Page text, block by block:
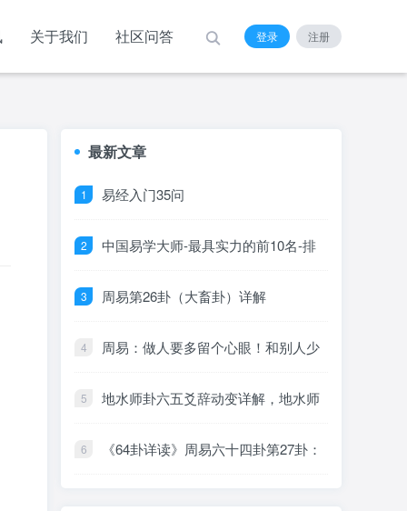
关于我们 社区问答 登录 注册
最新文章
易经入门35问
中国易学大师-最具实力的前10名-排
行榜
周易第26卦（大畜卦）详解
周易：做人要多留个心眼！和别人少
说自己的两件事，福气越来越多
地水师卦六五爻辞动变详解，地水师
卦六五爻代表着什么意思？
《64卦详读》周易六十四卦第27卦：